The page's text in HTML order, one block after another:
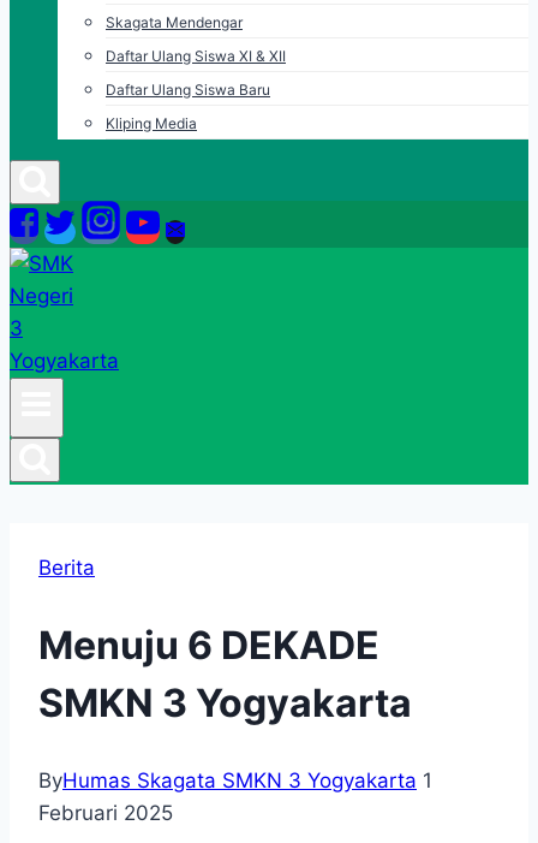
Skagata Mendengar
Daftar Ulang Siswa XI & XII
Daftar Ulang Siswa Baru
Kliping Media
Berita
Menuju 6 DEKADE
SMKN 3 Yogyakarta
ByHumas Skagata SMKN 3 Yogyakarta 1
Februari 2025